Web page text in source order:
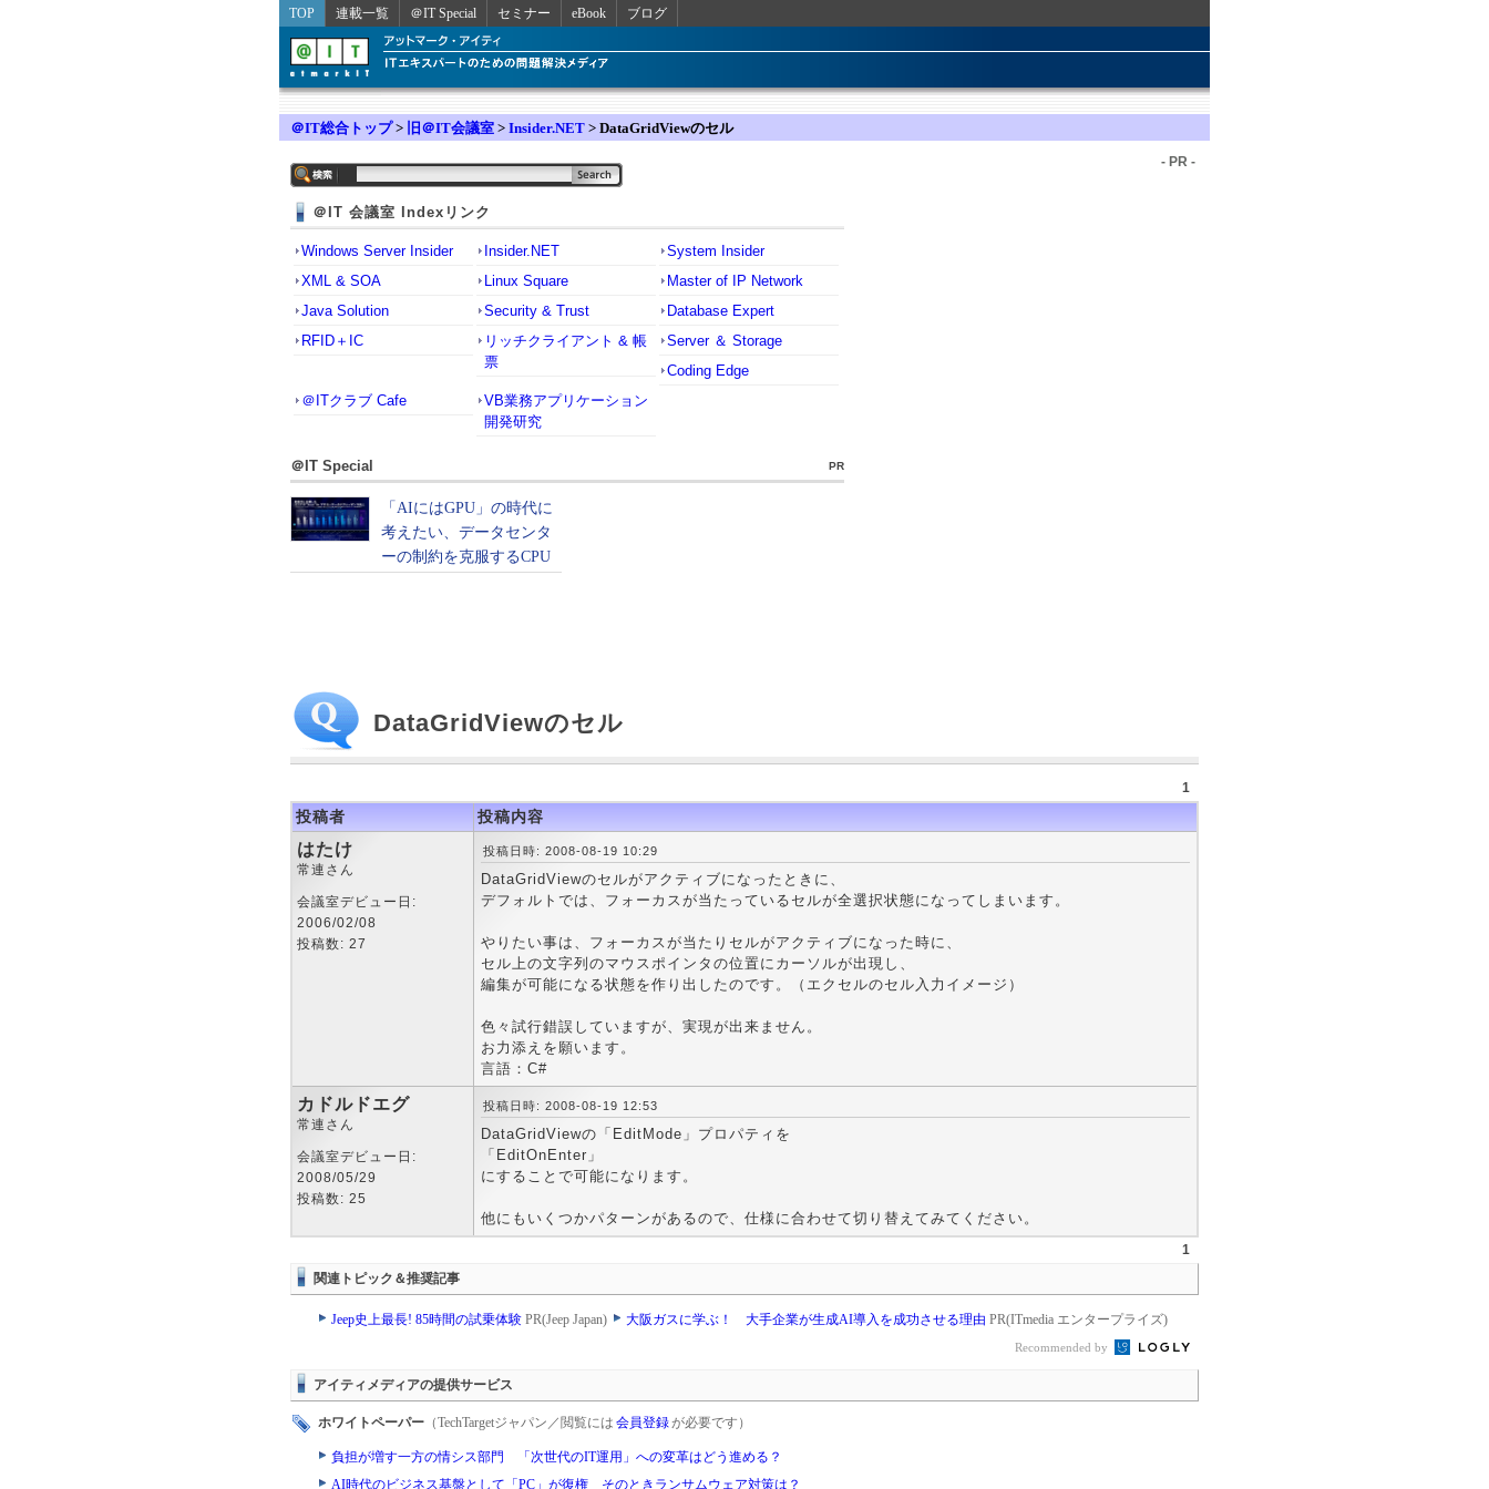
TOP 連載一覧 ＠IT Special セミナー eBook ブログ
＠IT総合トップ> 旧＠IT会議室 > Insider.NET > DataGridViewのセル
＠IT 会議室 Indexリンク
Windows Server Insider Insider.NET
System Insider
XML & SOA
Linux Square
Master of IP Network
Java Solution
Security & Trust
Database Expert
RFID＋IC
リッチクライアント & 帳
票
Server ＆ Storage
Coding Edge
＠ITクラブ Cafe
VB業務アプリケーション
開発研究
＠IT Special PR
- PR -
DataGridViewのセル
1
投稿者 投稿内容
はたけ
常連さん
会議室デビュー日:
2006/02/08
投稿数: 27
投稿日時: 2008-08-19 10:29
DataGridViewのセルがアクティブになったときに、
デフォルトでは、フォーカスが当たっているセルが全選択状態になってしまいます。
やりたい事は、フォーカスが当たりセルがアクティブになった時に、
セル上の文字列のマウスポインタの位置にカーソルが出現し、
編集が可能になる状態を作り出したのです。（エクセルのセル入力イメージ）
色々試行錯誤していますが、実現が出来ません。
お力添えを願います。
言語：C#
カドルドエグ
常連さん
会議室デビュー日:
2008/05/29
投稿数: 25
投稿日時: 2008-08-19 12:53
DataGridViewの「EditMode」プロパティを
「EditOnEnter」
にすることで可能になります。
他にもいくつかパターンがあるので、仕様に合わせて切り替えてみてください。
1
関連トピック＆推奨記事
Jeep史上最長! 85時間の試乗体験 PR(Jeep Japan) 大阪ガスに学ぶ！ 大手企業が生成AI導入を成功させる理由 PR(ITmedia エンタープライズ)
Recommended by
アイティメディアの提供サービス
ホワイトペーパー （TechTargetジャパン／閲覧には 会員登録が必要です）
負担が増す一方の情シス部門 「次世代のIT運用」への変革はどう進める？
AI時代のビジネス基盤として「PC」が復権 そのときランサムウェア対策は？